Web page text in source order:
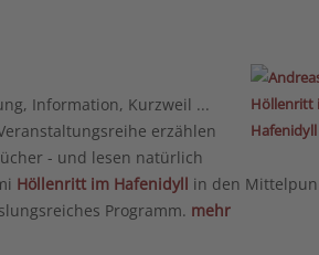
Information, Kurzweil ...
erzählen
- und lesen natürlich
Höllenritt im Hafenidyll in den
Programm. mehr